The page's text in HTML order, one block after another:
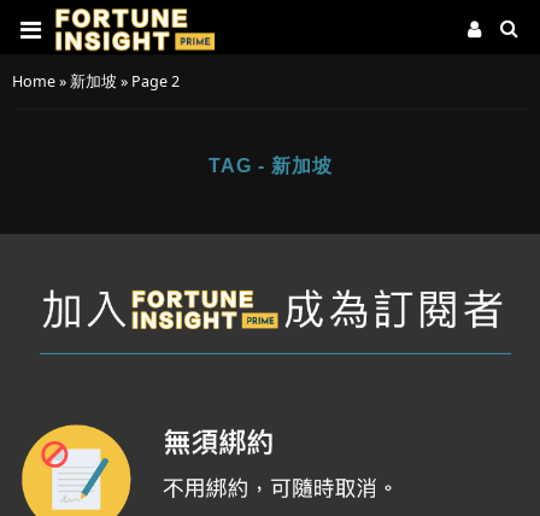
Home» 新加坡 » Page 2
TAG - 新加坡